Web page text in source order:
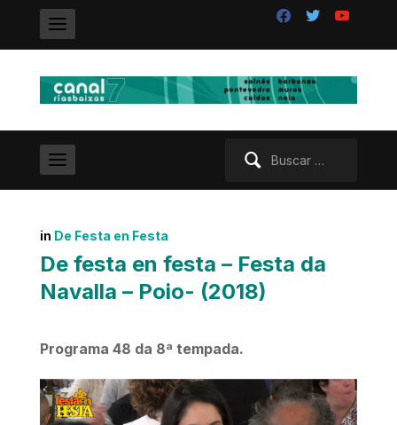
facebooktwitteryoutube
in De Festa en Festa
De festa en festa – Festa da
Navalla – Poio- (2018)
Programa 48 da 8ª tempada.